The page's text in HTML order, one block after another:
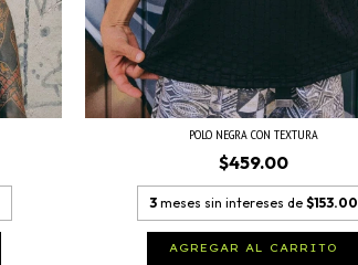
POLO NEGRA CON TEXTURA
$459.00
3 meses sin intereses de $153.00
AGREGAR AL CARRITO